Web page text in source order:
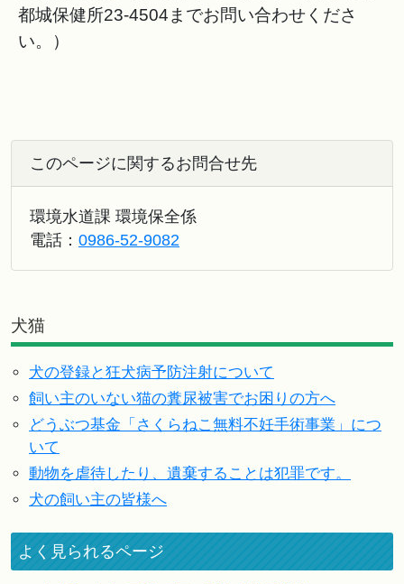
都城保健所23-4504までお問い合わせくださ
い。）
このページに関するお問合せ先
環境水道課 環境保全係
電話： 0986-52-9082
犬猫
犬の登録と狂犬病予防注射について
飼い主のいない猫の糞尿被害でお困りの方へ
どうぶつ基金「さくらねこ無料不妊手術事業」につ
いて
動物を虐待したり、遺棄することは犯罪です。
犬の飼い主の皆様へ
よく見られるページ